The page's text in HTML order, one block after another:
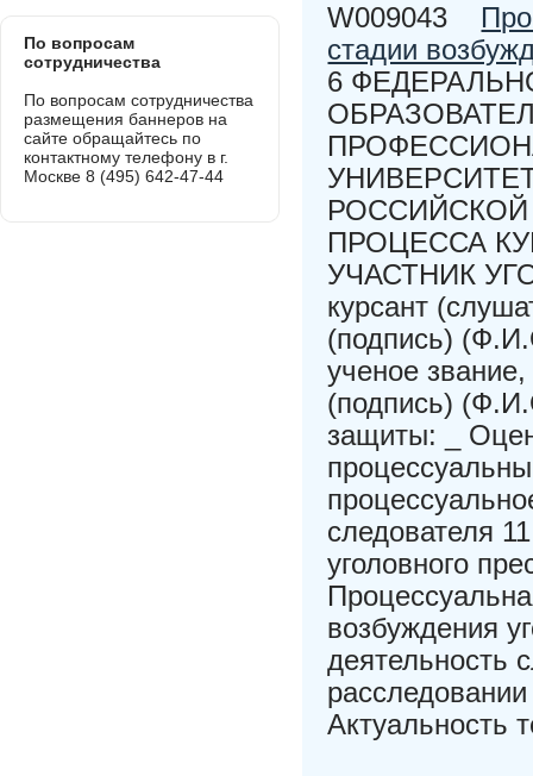
W009043
стадии
6
РОССИЙСКОЙ
ПРОЦЕССА
УЧАСТНИК
курсант
(подпись)
ученое
(подпись)
защиты: _
следователя
уголовного
возбуждения
деятельность
Актуальность
По вопросам
сотрудничества
По вопросам сотрудничества
размещения баннеров на
сайте обращайтесь по
контактному телефону в г.
Москве 8 (495) 642-47-44